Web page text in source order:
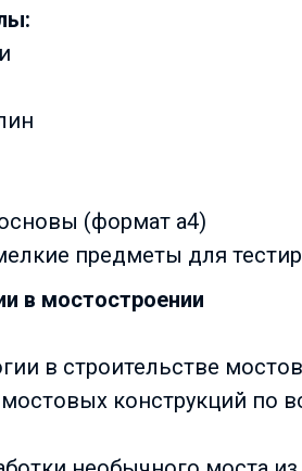
(формат а4)
предметы для
в мостостроении
в строительстве
конструкций по